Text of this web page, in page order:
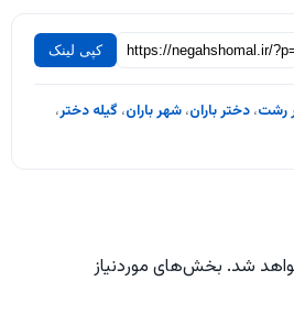
کپی لینک
رشت، دختر باران، شهر باران، گیله دختر،
شد. بخش‌های موردنیاز